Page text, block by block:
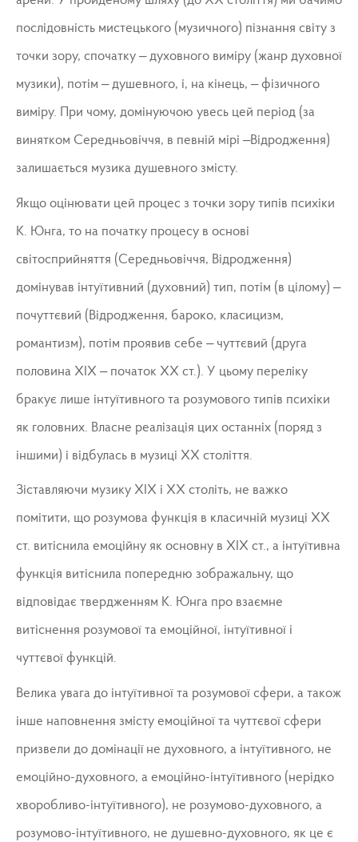
послідовність мистецького (музичного) пізнання світу з
точки зору, спочатку – духовного виміру (жанр духовної
музики), потім – душевного, і, на кінець, – фізичного
виміру. При чому, домінуючою увесь цей період (за
винятком Середньовіччя, в певній мірі –Відродження)
залишається музика душевного змісту.
Якщо оцінювати цей процес з точки зору типів психіки
К. Юнга, то на початку процесу в основі
світосприйняття (Середньовіччя, Відродження)
домінував інтуїтивний (духовний) тип, потім (в цілому) –
почуттєвий (Відродження, бароко, класицизм,
романтизм), потім проявив себе – чуттєвий (друга
половина ХІХ – початок ХХ ст.). У цьому переліку
бракує лише інтуїтивного та розумового типів психіки
як головних. Власне реалізація цих останніх (поряд з
іншими) і відбулась в музиці ХХ століття.
Зіставляючи музику ХІХ і ХХ століть, не важко
помітити, що розумова функція в класичній музиці ХХ
ст. витіснила емоційну як основну в ХІХ ст., а інтуїтивна
функція витіснила попередню зображальну, що
відповідає твердженням К. Юнга про взаємне
витіснення розумової та емоційної, інтуїтивної і
чуттєвої функцій.
Велика увага до інтуїтивної та розумової сфери, а також
інше наповнення змісту емоційної та чуттєвої сфери
призвели до домінації не духовного, а інтуїтивного, не
емоційно-духовного, а емоційно-інтуїтивного (нерідко
хворобливо-інтуїтивного), не розумово-духовного, а
розумово-інтуїтивного, не душевно-духовного, як це є